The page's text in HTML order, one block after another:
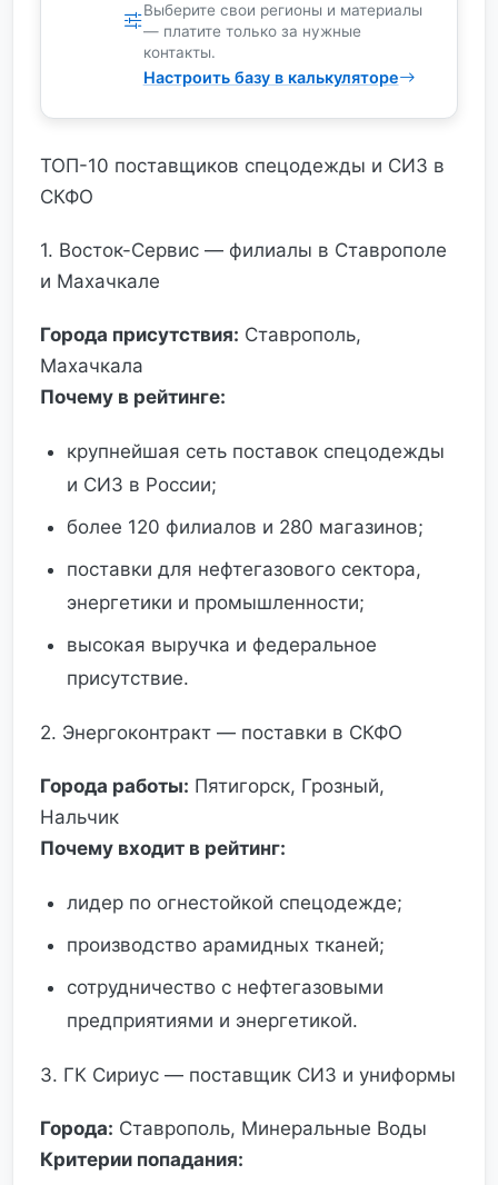
Выберите свои регионы и материалы
— платите только за нужные
контакты.
Настроить базу в калькуляторе
ТОП-10 поставщиков спецодежды и СИЗ в
СКФО
1. Восток-Сервис — филиалы в Ставрополе
и Махачкале
Города присутствия: Ставрополь,
Махачкала
Почему в рейтинге:
крупнейшая сеть поставок спецодежды
и СИЗ в России;
более 120 филиалов и 280 магазинов;
поставки для нефтегазового сектора,
энергетики и промышленности;
высокая выручка и федеральное
присутствие.
2. Энергоконтракт — поставки в СКФО
Города работы: Пятигорск, Грозный,
Нальчик
Почему входит в рейтинг:
лидер по огнестойкой спецодежде;
производство арамидных тканей;
сотрудничество с нефтегазовыми
предприятиями и энергетикой.
3. ГК Сириус — поставщик СИЗ и униформы
Города: Ставрополь, Минеральные Воды
Критерии попадания: